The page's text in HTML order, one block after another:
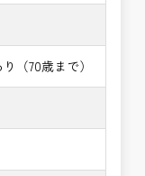
（70歳まで）